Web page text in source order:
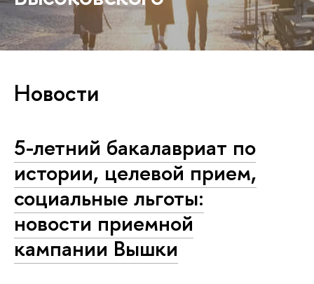
Новости
5-летний бакалавриат по
истории, целевой прием,
социальные льготы:
новости приемной
кампании Вышки